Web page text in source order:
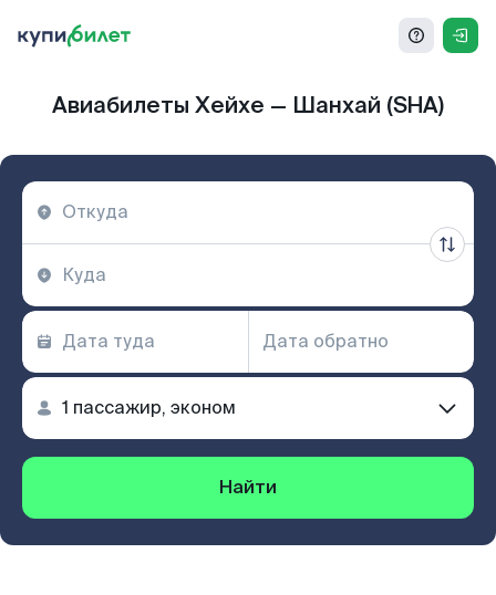
Авиабилеты Хейхе — Шанхай (SHA)
Найти